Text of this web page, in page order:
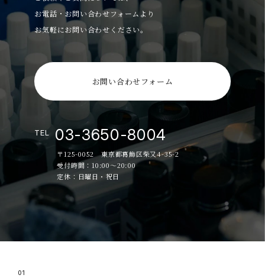
お電話・お問い合わせフォームより
お気軽にお問い合わせください。
お問い合わせフォーム
TEL 03-3650-8004
〒125-0052 東京都葛飾区柴又4-35-2
受付時間：10:00～20:00
定休：日曜日・祝日
01